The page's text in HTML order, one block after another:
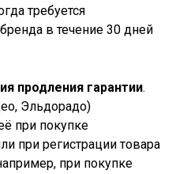
требуется
в течение 30 дней
продления гарантии.
Эльдорадо)
при покупке
при регистрации товара
при покупке